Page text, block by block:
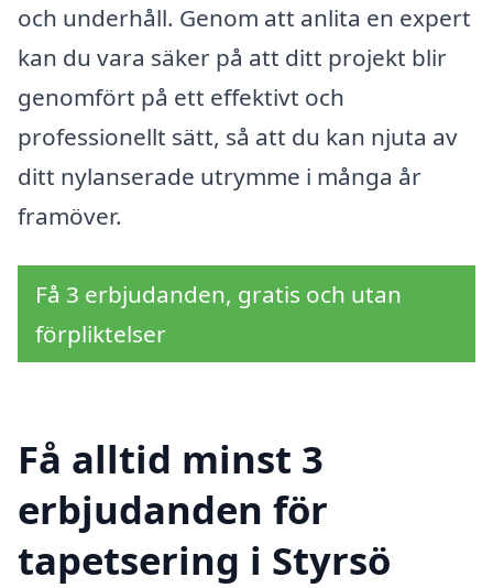
och underhåll. Genom att anlita en expert
kan du vara säker på att ditt projekt blir
genomfört på ett effektivt och
professionellt sätt, så att du kan njuta av
ditt nylanserade utrymme i många år
framöver.
Få 3 erbjudanden, gratis och utan
förpliktelser
Få alltid minst 3
erbjudanden för
tapetsering i Styrsö